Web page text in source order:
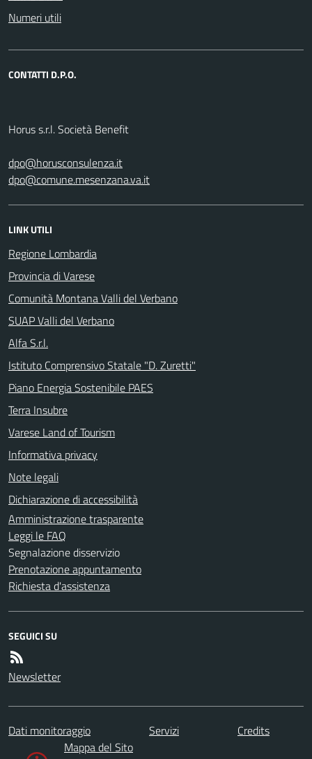
Numeri utili
CONTATTI D.P.O.
Horus s.r.l. Società Benefit
dpo@horusconsulenza.it
dpo@comune.mesenzana.va.it
LINK UTILI
Regione Lombardia
Provincia di Varese
Comunità Montana Valli del Verbano
SUAP Valli del Verbano
Alfa S.r.l.
Istituto Comprensivo Statale "D. Zuretti"
Piano Energia Sostenibile PAES
Terra Insubre
Varese Land of Tourism
Informativa privacy
Note legali
Dichiarazione di accessibilità
Amministrazione trasparente
Leggi le FAQ
Segnalazione disservizio
Prenotazione appuntamento
Richiesta d'assistenza
SEGUICI SU
Newsletter
Dati monitoraggio Servizi
Credits
Mappa del Sito